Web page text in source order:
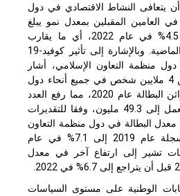
يتعافى النشاط الاقتصادي في دول
العامين المقبلين بمعدل نمو يبلغ
4.3% في عام 2021 و 4.5% في عام 2022، أي ما يقارب
متوسط السنوات العشر الماضية. وبالإشارة إلى تأثير كوفيد-19
منظمة التعاون الإسلامي، أشار
السيد دبورإلى أن أكثر من 4 ملايين شخص في جميع أنحاء دول
المنظمة قد وقعوا في براثن البطالة عام 2020، مما رفع العدد
الإجمالي للعاطلين عن العمل إلى 49.3 مليون، وفقا للتقديرات
معدل البطالة في دول منظمة التعاون
الإسلامي من 6.4% المسجلة عام 2019 إلى 7.1% في عام
تشير إلى ارتفاع آخر في معدل
الوطنية على مستوى السياسات